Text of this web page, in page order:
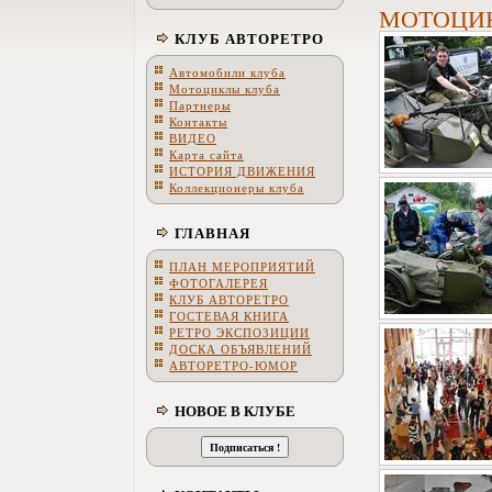
КЛУБ АВТОРЕТРО
Автомобили клуба
Мотоциклы клуба
Партнеры
Контакты
ВИДЕО
Карта сайта
ИСТОРИЯ ДВИЖЕНИЯ
Коллекционеры клуба
ГЛАВНАЯ
ПЛАН МЕРОПРИЯТИЙ
ФОТОГАЛЕРЕЯ
КЛУБ АВТОРЕТРО
ГОСТЕВАЯ КНИГА
РЕТРО ЭКСПОЗИЦИИ
ДОСКА ОБЪЯВЛЕНИЙ
АВТОРЕТРО-ЮМОР
НОВОЕ В КЛУБЕ